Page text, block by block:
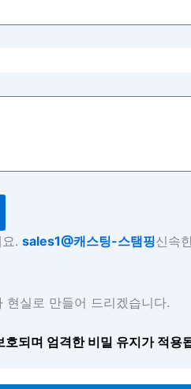
. sales1@캐스팅-스탬핑신속
현실로 만들어 드리겠습니다.
되며 엄격한 비밀 유지가 적용